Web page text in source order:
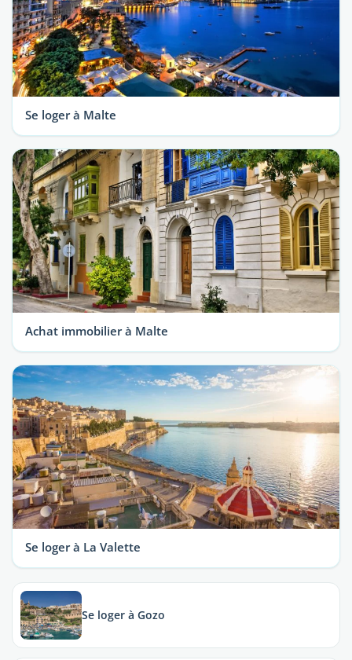
Se loger à Malte
Achat immobilier à Malte
Se loger à La Valette
Se loger à Gozo